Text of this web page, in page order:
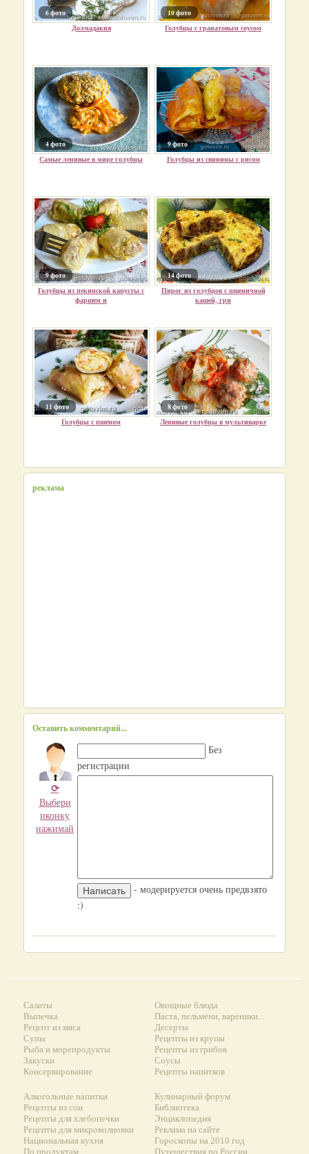
6 фото
Долмадакия
10 фото
Голубцы с гранатовым соусом
4 фото
Самые ленивые в мире голубцы
9 фото
Голубцы из свинины с рисом
9 фото
Голубцы из пекинской капусты с
фаршем и
14 фото
Пирог из голубцов с пшеничной
кашей, гри
11 фото
Голубцы с пшеном
8 фото
Ленивые голубцы в мультиварке
реклама
Оставить комментарий...
⟳
Выбери
иконку
нажимай
Без
регистрации
- модерируется очень предвзято
:)
Салаты
Выпечка
Рецепт из мяса
Супы
Рыба и морепродукты
Закуски
Консервирование
Овощные блюда
Паста, пельмени, вареники...
Десерты
Рецепты из крупы
Рецепты из грибов
Соусы
Рецепты напитков
Алкогольные напитки
Рецепты из сои
Рецепты для хлебопечки
Рецепты для микроволновки
Национальная кухня
По продуктам
Кулинарный форум
Библиотека
Энциклопедия
Реклама на сайте
Гороскопы на 2010 год
Путешествия по России